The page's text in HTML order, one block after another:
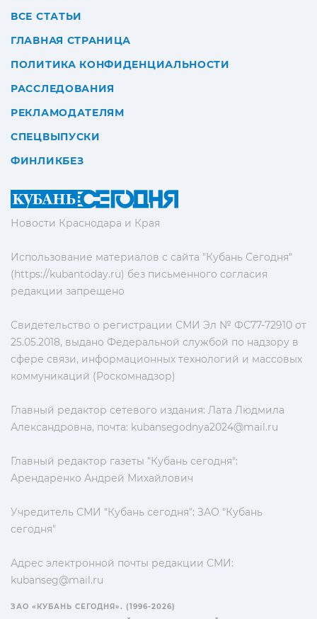
Новости Краснодара и Края
Использование материалов с сайта "Кубань Сегодня"
(https://kubantoday.ru) без письменного согласия
редакции запрещено
Свидетельство о регистрации СМИ Эл № ФС77-72910 от
25.05.2018, выдано Федеральной службой по надзору в
сфере связи, информационных технологий и массовых
коммуникаций (Роскомнадзор)
Главный редактор сетевого издания: Лата Людмила
Александровна, почта: kubansegodnya2024@mail.ru
Главный редактор газеты "Кубань сегодня":
Арендаренко Андрей Михайлович
Учредитель СМИ "Кубань сегодня": ЗАО "Кубань
сегодня"
Адрес электронной почты редакции СМИ:
kubanseg@mail.ru
ВСЕ СТАТЬИ
ГЛАВНАЯ СТРАНИЦА
ПОЛИТИКА КОНФИДЕНЦИАЛЬНОСТИ
РАССЛЕДОВАНИЯ
РЕКЛАМОДАТЕЛЯМ
СПЕЦВЫПУСКИ
ФИНЛИКБЕЗ
ЗАО «КУБАНЬ СЕГОДНЯ». (1996-2026)